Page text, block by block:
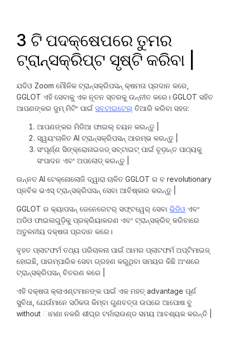
3 ଟି ପଦକ୍ଷେପରେ ତୁମର
ଟ୍ରାନ୍ସକ୍ରିପ୍ଟ ସୃଷ୍ଟି କରିବା |
ଯଦିଓ Zoom ମୌଳିକ ଟ୍ରାନ୍ସକ୍ରିପସନ୍ କ୍ଷମତା ପ୍ରଦାନ କରେ,
GGLOT ଏହି ସେବାକୁ ଏକ ନୂତନ ସ୍ତରକୁ ଉନ୍ନୀତ କରେ। GGLOT ସହିତ
ଆପଣଙ୍କର ଜୁମ୍ ମିଟିଂ ପାଇଁସବଟାଇଟେଲ୍ ତିଆରି କରିବା ସହଜ:
ଆପଣଙ୍କର ମିଡିଆ ଫାଇଲ୍ ଚୟନ କରନ୍ତୁ |
ସ୍ୱୟଂଚାଳିତ AI ଟ୍ରାନ୍ସକ୍ରିପସନ୍ ଆରମ୍ଭ କରନ୍ତୁ |
ସଂପୂର୍ଣ୍ଣ ସିଙ୍କ୍ରୋନାଇଜଡ୍ ସବ୍ଟାଇଟ୍ ପାଇଁ ଚୂଡ଼ାନ୍ତ ପାଠ୍ୟକୁ
ସଂପାଦନ ଏବଂ ଅପଲୋଡ୍ କରନ୍ତୁ |
ଉନ୍ନତ AI ଟେକ୍ନୋଲୋଜି ଦ୍ୱାରା ଚାଳିତ GGLOT ର ବ revolutionary
ପ୍ଳବିକ ଭଏସ୍ ଟ୍ରାନ୍ସକ୍ରିପସନ୍ ସେବା ଆବିଷ୍କାର କରନ୍ତୁ |
GGLOT ରକ୍ୟାପସନ୍ ଜେନେରେଟର୍ ସଫ୍ଟୱେର୍ ସେବାଭିଡିଓ ଏବଂ
ଅଡିଓ ଫାଇଲଗୁଡ଼ିକୁ ପ୍ରକ୍ରିୟାକରଣ ଏବଂ ଟ୍ରାନ୍ସକ୍ରିବ୍ କରିବାରେ
ଅତୁଳନୀୟ ଦକ୍ଷତା ପ୍ରଦାନ କରେ।
ବୃହତ ପ୍ଲାଟଫର୍ମ ତଥ୍ୟ ପରିଚାଳନା ପାଇଁ ଆମର ପ୍ଲାଟଫର୍ମ ଅପ୍ଟିମାଇଜ୍
ହୋଇଛି, ପାରମ୍ପାରିକ ସେବା ଗ୍ରହଣ କରୁଥିବା ସମୟର କିଛି ଅଂଶରେ
ଟ୍ରାନ୍ସକ୍ରିପସନ୍ ବିତରଣ କରେ |
ଏହି ଦକ୍ଷତା କ୍ଲାଏଣ୍ଟମାନଙ୍କ ପାଇଁ ଏକ ମହତ୍ advantage ପୂର୍ଣ
ସୁବିଧା, ଯେଉଁମାନେ ସଠିକତା କିମ୍ବା ଗୁଣବତ୍ତା ଉପରେ ଆପୋଷ ବୁ
without ାମଣା ନକରି ଶୀଘ୍ର ଟର୍ନାରାଉଣ୍ଡ ସମୟ ଆବଶ୍ୟକ କରନ୍ତି |